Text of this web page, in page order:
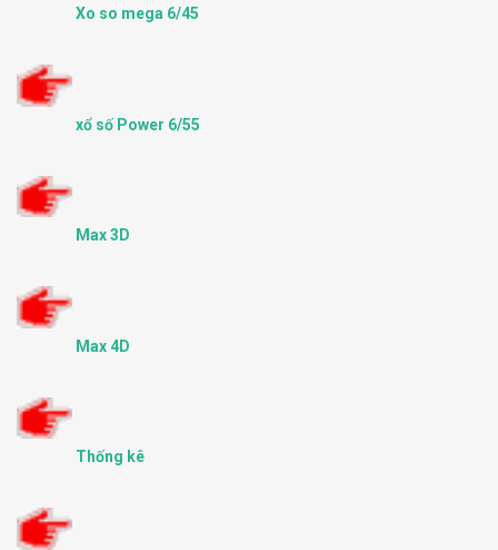
Xo so mega 6/45
xổ số Power 6/55
Max 3D
Max 4D
Thống kê